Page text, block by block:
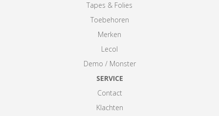
Tapes & Folies
Toebehoren
Merken
Lecol
Demo / Monster
SERVICE
Contact
Klachten